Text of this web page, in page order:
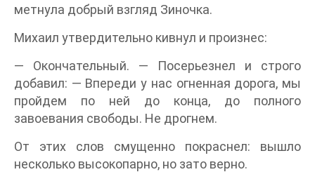
метнула добрый взгляд Зиночка.
Михаил утвердительно кивнул и произнес:
— Окончательный. — Посерьезнел и строго
добавил: — Впереди у нас огненная дорога, мы
пройдем по ней до конца, до полного
завоевания свободы. Не дрогнем.
От этих слов смущенно покраснел: вышло
несколько высокопарно, но зато верно.